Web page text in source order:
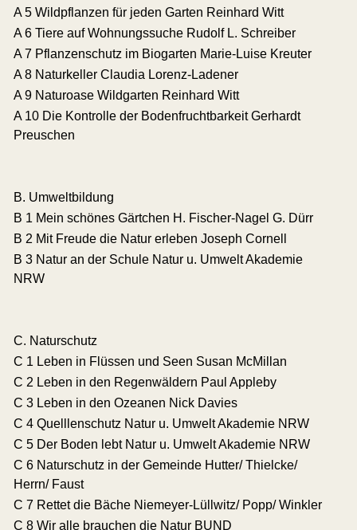
A 5 Wildpflanzen für jeden Garten Reinhard Witt
A 6 Tiere auf Wohnungssuche Rudolf L. Schreiber
A 7 Pflanzenschutz im Biogarten Marie-Luise Kreuter
A 8 Naturkeller Claudia Lorenz-Ladener
A 9 Naturoase Wildgarten Reinhard Witt
A 10 Die Kontrolle der Bodenfruchtbarkeit Gerhardt
Preuschen
B. Umweltbildung
B 1 Mein schönes Gärtchen H. Fischer-Nagel G. Dürr
B 2 Mit Freude die Natur erleben Joseph Cornell
B 3 Natur an der Schule Natur u. Umwelt Akademie
NRW
C. Naturschutz
C 1 Leben in Flüssen und Seen Susan McMillan
C 2 Leben in den Regenwäldern Paul Appleby
C 3 Leben in den Ozeanen Nick Davies
C 4 Quelllenschutz Natur u. Umwelt Akademie NRW
C 5 Der Boden lebt Natur u. Umwelt Akademie NRW
C 6 Naturschutz in der Gemeinde Hutter/ Thielcke/
Herrn/ Faust
C 7 Rettet die Bäche Niemeyer-Lüllwitz/ Popp/ Winkler
C 8 Wir alle brauchen die Natur BUND